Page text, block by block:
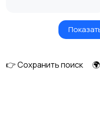
Игры для приставок и
👉 Сохранить поиск